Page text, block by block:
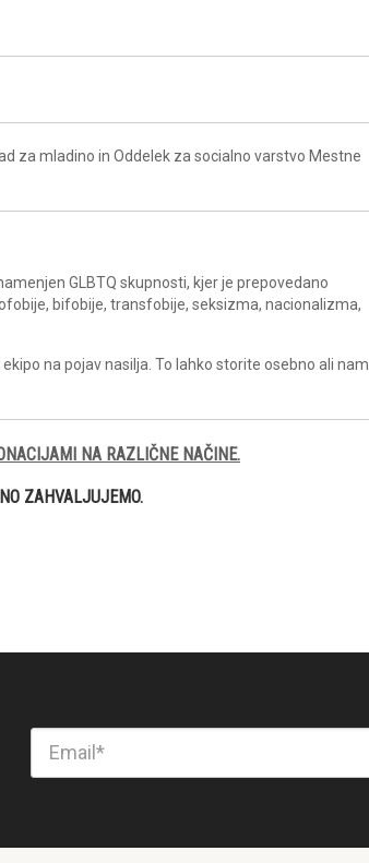
za mladino in Oddelek za socialno varstvo Mestne
GLBTQ skupnosti, kjer je prepovedano
bifobije, transfobije, seksizma, nacionalizma,
na pojav nasilja. To lahko storite osebno ali nam
NA RAZLIČNE NAČINE.
ZAHVALJUJEMO.